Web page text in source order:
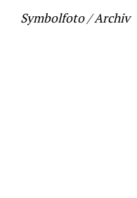
Symbolfoto / Archiv